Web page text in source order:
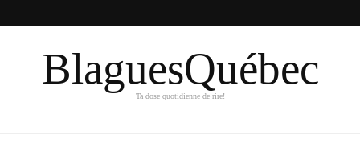
BlaguesQuébec
Ta dose quotidienne de rire!